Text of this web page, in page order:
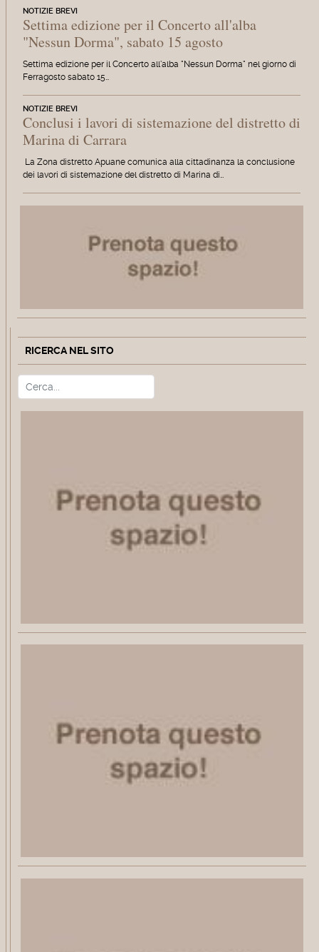
NOTIZIE BREVI
Settima edizione per il Concerto all'alba
"Nessun Dorma", sabato 15 agosto
Settima edizione per il Concerto all'alba "Nessun Dorma" nel giorno di
Ferragosto sabato 15…
NOTIZIE BREVI
Conclusi i lavori di sistemazione del distretto di
Marina di Carrara
La Zona distretto Apuane comunica alla cittadinanza la conclusione
dei lavori di sistemazione del distretto di Marina di…
RICERCA NEL SITO
Cerca Type 2 or more characters for